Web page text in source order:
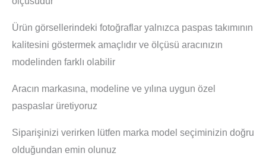
Ürün görsellerindeki fotoğraflar yalnızca paspas takımının
kalitesini göstermek amaçlıdır ve ölçüsü aracınızın
modelinden farklı olabilir
Aracın markasına, modeline ve yılına uygun özel
paspaslar üretiyoruz
Siparişinizi verirken lütfen marka model seçiminizin doğru
olduğundan emin olunuz